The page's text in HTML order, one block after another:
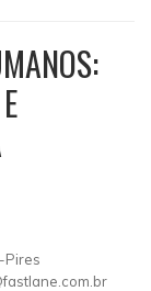
Pires